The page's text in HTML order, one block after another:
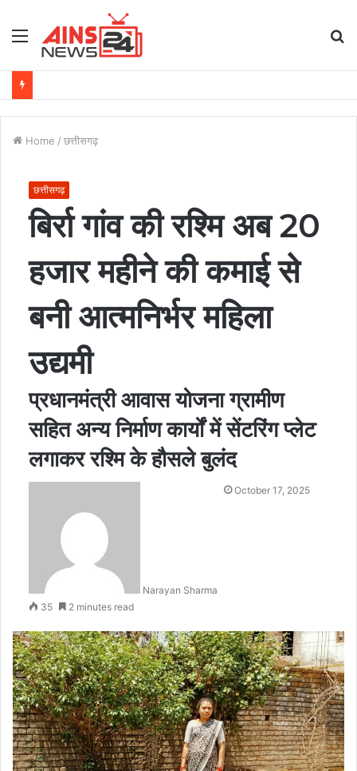
Menu
Home / छत्तीसगढ़
छत्तीसगढ़
बिर्रा गांव की रश्मि अब 20
हजार महीने की कमाई से
बनी आत्मनिर्भर महिला
उद्यमी
प्रधानमंत्री आवास योजना ग्रामीण
सहित अन्य निर्माण कार्यों में सेंटरिंग प्लेट
लगाकर रश्मि के हौसले बुलंद
Narayan Sharma
October 17, 2025
35 2 minutes read